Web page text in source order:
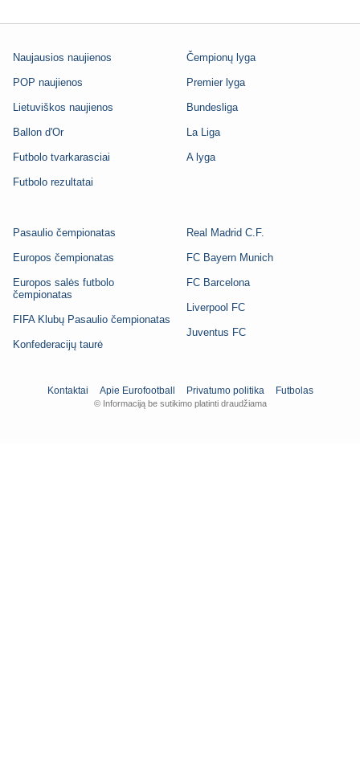
Naujausios naujienos
POP naujienos
Lietuviškos naujienos
Ballon d'Or
Futbolo tvarkarasciai
Futbolo rezultatai
Čempionų lyga
Premier lyga
Bundesliga
La Liga
A lyga
Pasaulio čempionatas
Europos čempionatas
Europos salės futbolo
čempionatas
FIFA Klubų Pasaulio čempionatas
Konfederacijų taurė
Real Madrid C.F.
FC Bayern Munich
FC Barcelona
Liverpool FC
Juventus FC
Kontaktai Apie Eurofootball Privatumo politika Futbolas
© Informaciją be sutikimo platinti draudžiama